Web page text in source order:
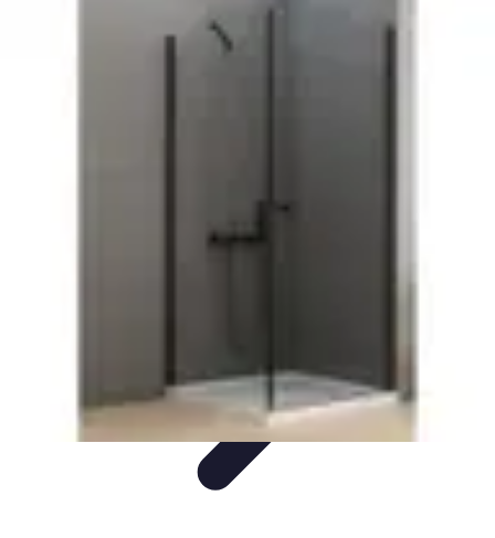
Porady Zakupowe Porady zakupowe